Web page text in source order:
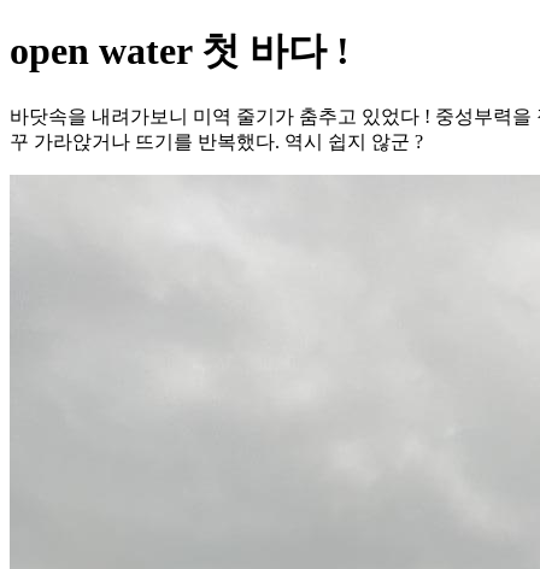
open water 첫 바다 !
바닷속을 내려가보니 미역 줄기가 춤추고 있었다 ! 중성부력
꾸 가라앉거나 뜨기를 반복했다. 역시 쉽지 않군 ?